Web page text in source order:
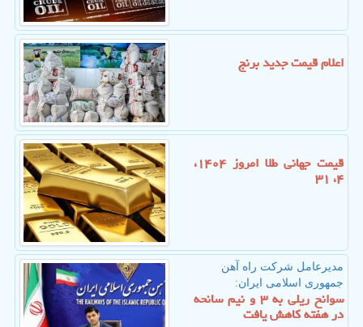
اعلام قیمت جدید برنج
قیمت جهانی طلا امروز ۱۴۰۴،
۴، ۳۱
مدیرعامل شركت راه آهن
جمهوری اسلامی ایران:
سوانح ریلی به ۳ و نیم سانحه
در هفته کاهش یافت